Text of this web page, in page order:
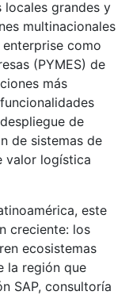
locales grandes y
multinacionales
como
(PYMES) de
más
de
de sistemas de
valor logística
este
creciente: los
ecosistemas
la región que
SAP, consultoría